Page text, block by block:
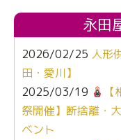
永田
2026/02/25 人形
田・愛川】
2025/03/19
祭開催】断捨離・
ベント